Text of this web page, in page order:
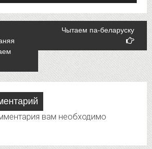
Чытаем па-беларуску
вам необходимо